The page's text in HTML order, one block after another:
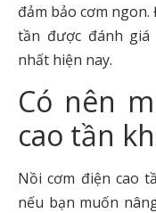
đảm bảo cơm ngon.
tần được đánh
nhất hiện nay.
Có nên
cao tần
Nồi cơm điện cao
nếu bạn muốn